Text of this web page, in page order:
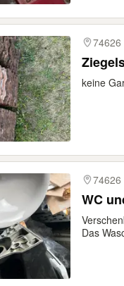
74626
keine
74626
WC
Das